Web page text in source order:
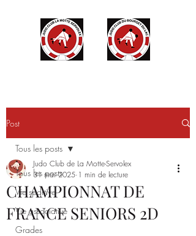
Post
Tous les posts
Vie sportive
Vie associative
Grades
Tous les posts
CHAMPIONNAT DE
FRANCE SENIORS 2D
Judo Club de La Motte-Servolex
31 mai 2025 1 min de lecture